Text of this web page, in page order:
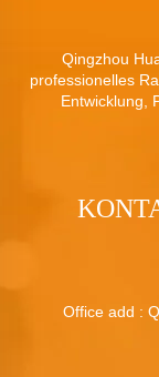
Qingzhou
professionelles
Entwicklung,
Office add :